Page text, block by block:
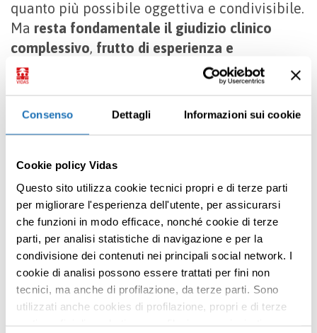
Consenso Dettagli Informazioni sui cookie
Cookie policy Vidas
Questo sito utilizza cookie tecnici propri e di terze parti
per migliorare l'esperienza dell'utente, per assicurarsi
che funzioni in modo efficace, nonché cookie di terze
parti, per analisi statistiche di navigazione e per la
condivisione dei contenuti nei principali social network. I
cookie di analisi possono essere trattati per fini non
tecnici, ma anche di profilazione, da terze parti. Sono
utilizzati anche cookies di profilazione, propri e di terze
quanto più possibile oggettiva e condivisibile.
Ma resta fondamentale il giudizio clinico
complessivo, frutto di esperienza e
attenzione alla singola persona.
Indice di Karnofsky e
riconoscimenti legali
riconoscimento di agevolazioni o tutele?
risposta è sì, in particolare nei casi di
malattia oncologica di origine professionale.
L’indice di Karnofsky, infatti, può essere un
elemento rilevante nella valutazione
dell’idoneità a ricevere prestazioni
assistenziali, come l’indennità di
accompagnamento.
Premi INVIO per cercare o ESC per uscire